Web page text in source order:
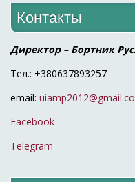
Контакты
Директор – Бортник
Тел.: +380637893257
email:
Facebook
Telegram